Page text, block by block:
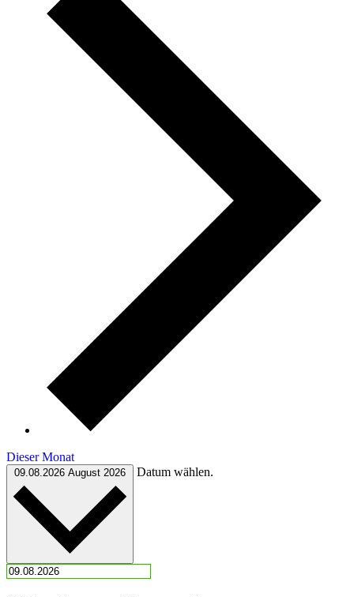
Dieser Monat
09.08.2026 August 2026 Datum wählen.